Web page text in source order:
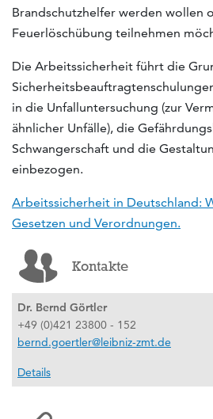
Brandschutzhelfer werden wollen
Feuerlöschübung teilnehmen
Die Arbeitssicherheit führt die
in die Unfalluntersuchung (zur
ähnlicher Unfälle), die
Schwangerschaft und die
einbezogen.
Arbeitssicherheit in Deutschland:
Gesetzen und Verordnungen.
Kontakte
Dr. Bernd Görtler
+49 (0)421 23800 - 152
bernd.goertler@leibniz-zmt.de
Details